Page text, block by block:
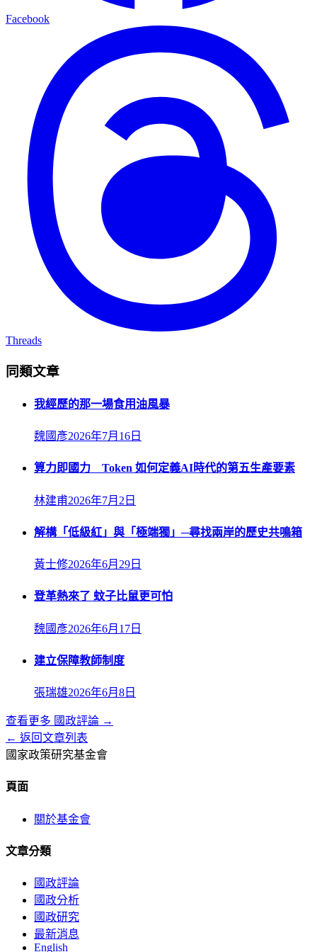
Facebook
Threads
同類文章
我經歷的那一場食用油風暴
魏國彥2026年7月16日
算力即國力 Token 如何定義AI時代的第五生產要素
林建甫2026年7月2日
解構「低級紅」與「極端獨」─尋找兩岸的歷史共鳴箱
黃士修2026年6月29日
登革熱來了 蚊子比鼠更可怕
魏國彥2026年6月17日
建立保障教師制度
張瑞雄2026年6月8日
查看更多 國政評論 →
← 返回文章列表
國家政策研究基金會
頁面
關於基金會
文章分類
國政評論
國政分析
國政研究
最新消息
English